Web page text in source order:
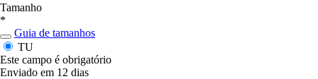
Tamanho
*
Guia de tamanhos
TU
Este campo é obrigatório
Enviado em 12 dias